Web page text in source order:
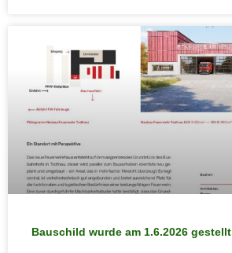
Bauschild wurde am 1.6.2026 gestellt